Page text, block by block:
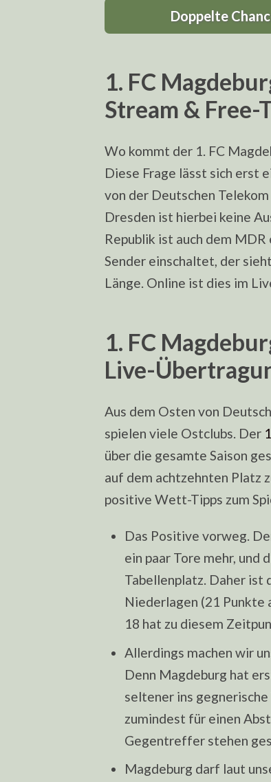
Doppelte
1. FC
Stream &
Wo kommt der 1. FC
Diese Frage lässt sich erst
von der Deutschen
Dresden ist hierbei keine
Republik ist auch dem
Sender einschaltet, der
Länge. Online ist dies im
1. FC
Live-
Aus dem Osten von
spielen viele Ostclubs. Der
über die gesamte Saison
auf dem achtzehnten Platz
positive Wett-Tipps zum
Das Positive vorweg.
ein paar Tore mehr,
Tabellenplatz. Daher ist
Niederlagen (21 Punkte
18 hat zu diesem
Allerdings machen wir
Denn Magdeburg hat
seltener ins
zumindest für einen
Gegentreffer stehen
Magdeburg darf laut